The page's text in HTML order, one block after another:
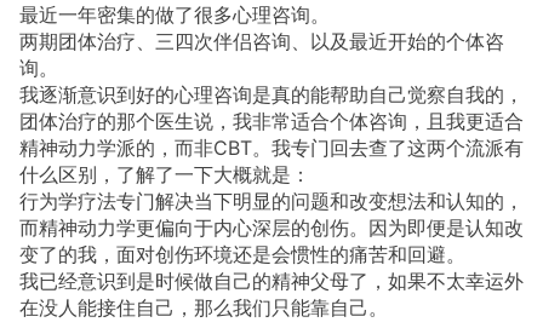
最近一年密集的做了很多心理咨询。
两期团体治疗、三四次伴侣咨询、以及最近开始的个体咨
询。
我逐渐意识到好的心理咨询是真的能帮助自己觉察自我的，
团体治疗的那个医生说，我非常适合个体咨询，且我更适合
精神动力学派的，而非CBT。我专门回去查了这两个流派有
什么区别，了解了一下大概就是：
行为学疗法专门解决当下明显的问题和改变想法和认知的，
而精神动力学更偏向于内心深层的创伤。因为即便是认知改
变了的我，面对创伤环境还是会惯性的痛苦和回避。
我已经意识到是时候做自己的精神父母了，如果不太幸运外
在没人能接住自己，那么我们只能靠自己。